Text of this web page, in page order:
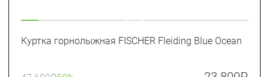
Куртка горнолыжная FISCHER Fleiding Blue Ocean